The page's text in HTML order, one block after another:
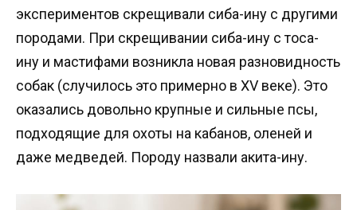
экспериментов скрещивали сиба-ину с другими
породами. При скрещивании сиба-ину с тоса-
ину и мастифами возникла новая разновидность
собак (случилось это примерно в XV веке). Это
оказались довольно крупные и сильные псы,
подходящие для охоты на кабанов, оленей и
даже медведей. Породу назвали акита-ину.